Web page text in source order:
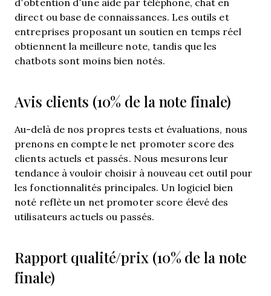
direct ou base de connaissances. Les outils et
entreprises proposant un soutien en temps réel
obtiennent la meilleure note, tandis que les
chatbots sont moins bien notés.
Avis clients (10% de la note finale)
Au-delà de nos propres tests et évaluations, nous
prenons en compte le net promoter score des
clients actuels et passés. Nous mesurons leur
tendance à vouloir choisir à nouveau cet outil pour
les fonctionnalités principales. Un logiciel bien
noté reflète un net promoter score élevé des
utilisateurs actuels ou passés.
Rapport qualité/prix (10% de la note
finale)